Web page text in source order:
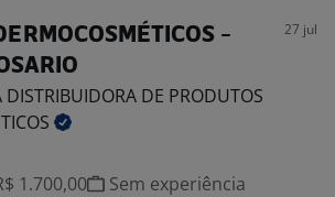
-
27 jul
DISTRIBUIDORA DE PRODUTOS
1.700,00
Sem experiência